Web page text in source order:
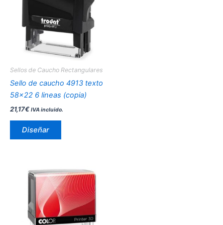
Sellos de Caucho Rectangulares
Sello de caucho 4913 texto
58×22 6 lineas (copia)
21,17€ IVA incluido.
Diseñar
múltiples
variantes.
opciones
se
en
la
página
producto
tiene
múltiples
variantes.